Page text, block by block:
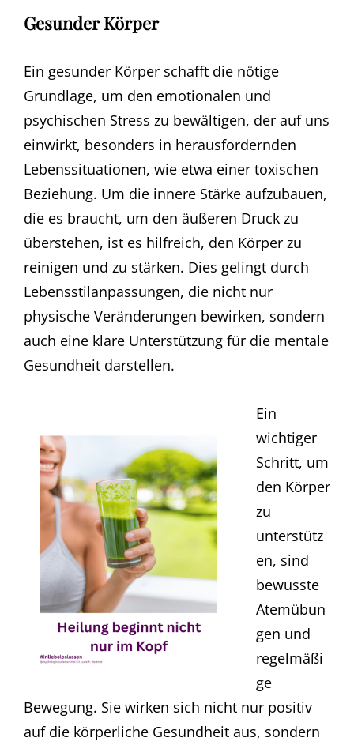
Gesunder Körper
Ein gesunder Körper schafft die nötige
Grundlage, um den emotionalen und
psychischen Stress zu bewältigen, der auf uns
einwirkt, besonders in herausfordernden
Lebenssituationen, wie etwa einer toxischen
Beziehung. Um die innere Stärke aufzubauen,
die es braucht, um den äußeren Druck zu
überstehen, ist es hilfreich, den Körper zu
reinigen und zu stärken. Dies gelingt durch
Lebensstilanpassungen, die nicht nur
physische Veränderungen bewirken, sondern
auch eine klare Unterstützung für die mentale
Gesundheit darstellen.
Ein
wichtiger
Schritt, um
den Körper
zu
unterstütz
en, sind
bewusste
Atemübun
gen und
regelmäßi
ge
Bewegung. Sie wirken sich nicht nur positiv
auf die körperliche Gesundheit aus, sondern